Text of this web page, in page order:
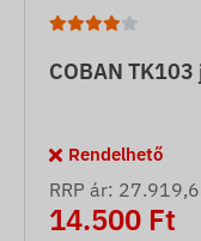
COBAN
Rendelhető
RRP ár:
14.500 Ft